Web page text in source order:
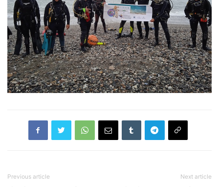
Previous article Next article